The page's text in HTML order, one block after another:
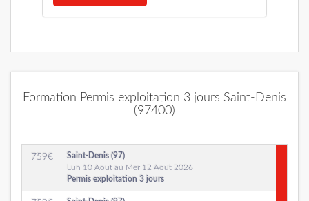
Formation Permis exploitation 3 jours Saint-Denis
(97400)
759€
Saint-Denis (97)
Lun 10 Aout au Mer 12 Aout 2026
Permis exploitation 3 jours